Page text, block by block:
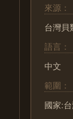
來源：
台灣貝
語言：
中文
範圍：
國家: